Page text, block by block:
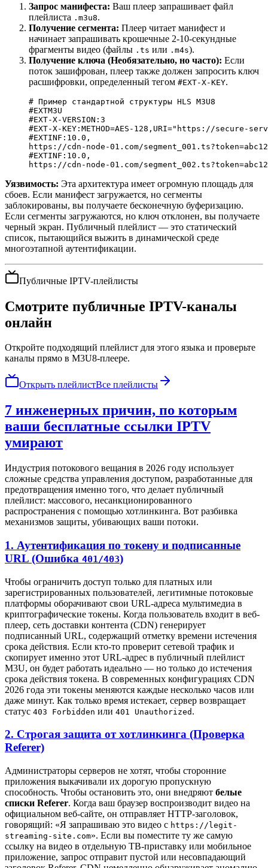
Запрос манифеста: Ваш плеер запрашивает файл
плейлиста .m3u8.
Получение сегмента: Плеер читает манифест и
начинает запрашивать крошечные 2-10-секундные
фрагменты видео (файлы .ts или .m4s).
Получение ключа (Необязательно, но часто): Если
поток зашифрован, плеер также должен запросить ключ
расшифровки, определенный тегом #EXT-X-KEY.
# Пример стандартной структуры HLS M3U8
#EXTM3U
#EXT-X-VERSION:3
#EXT-X-KEY:METHOD=AES-128,URI="https://secure-
#EXTINF:10.0,
https://cdn-node-01.com/
#EXTINF:10.0,
https://cdn-node-01.com/
Уязвимость: Эта архитектура имеет огромную площадь для
сбоев. Если манифест загружается, но сегменты
заблокированы, вы получаете бесконечную буферизацию.
Если сегменты загружаются, но ключ отклонен, вы получаете
черный экран. Публичный плейлист — это статический
список, пытающийся выжить в динамической среде
многоэтапной аутентификации.
Публичные IPTV-плейлисты
Смотрите публичные IPTV-каналы
онлайн
Откройте подходящий плейлист для этого языка и проверьте
каналы прямо в M3U8-плеере.
Открыть плейлистВсе плейлисты
7 инженерных причин, по которым
ваши бесплатные ссылки IPTV
умирают
Индустрия потокового вещания в 2026 году использует
сложные средства управления доступом, разработанные для
предотвращения именно того, что делает публичный
плейлист: массового, несанкционированного
распространения с помощью хотлинкинга. Вот разбивка
механизмов защиты, убивающих ваши потоки.
1. Аутентификация по токену и подписанные
URL (Ошибка 401/403)
Чтобы ограничить доступ только для платных или
зарегистрированных пользователей, легитимные потоковые
платформы оборачивают свои URL-адреса мультимедиа в
криптографические токены. Когда пользователь входит в веб-
плеер, сеть доставки контента (CDN) генерирует
подписанный URL, содержащий отметку времени истечения
срока действия. Если кто-то проверит сетевой трафик и
скопирует именно этот URL-адрес в публичный плейлист
M3U, он будет работать идеально — но только до истечения
срока действия токена. В современных конфигурациях CDN
2026 года эти токены меняются каждые несколько часов или
даже минут. Как только время истекает, сервер возвращает
статус 403 Forbidden или 401 Unauthorized .
2. Строгая защита от хотлинкинга (Проверка
Referer)
Администраторы серверов не хотят, чтобы сторонние
приложения выкачивали их дорогую пропускную
способность. Чтобы остановить это, они внедряют белые
списки Referer. Когда ваш браузер воспроизводит видео на
официальном веб-сайте, он отправляет HTTP-заголовок,
говорящий: «Я запрашиваю это видео с https://legit-
streaming-site.com». Если вы поместите ту же самую
ссылку на видео в отдельную ТВ-приставку или мобильное
приложение, запрос отправит пустой или несовпадающий